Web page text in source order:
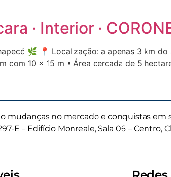
· Interior ·
🌿 📍 Localização: a apenas 3 km
com 10 x 15 m • Área cercada de 5
mudanças no mercado e conquistas em
E – Edifício Monreale, Sala 06 – Centro,